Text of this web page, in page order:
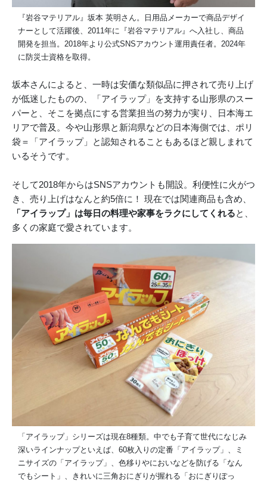
『岩谷マテリアル』坂本 英明さん。日用品メーカーで商品デザイ
ナーとして活躍後、2011年に『岩谷マテリアル』へ入社し、商品
開発を担当。2018年より公式SNSアカウント運用責任者。2024年
に防災士資格を取得。
坂本さんによると、一時は安価な類似品に押されて売り上げ
が低迷したものの、「アイラップ」を支持する山形県のスー
パーと、そこを拠点にする営業担当の努力が実り、日本海エ
リアで普及。今や山形県と新潟県などの日本海側では、ポリ
袋＝「アイラップ」と認知されることもあるほど親しまれて
いるそうです。
そして2018年からはSNSアカウントも開設。利便性に火がつ
き、売り上げはなんと約5倍に！ 現在では関連商品も含め、
「アイラップ」は毎日の料理や家事をラクにしてくれると、
多くの家庭で愛されています。
「アイラップ」シリーズは現在8種類。中でも子育て世代になじみ
深いラインナップといえば、60枚入りの定番「アイラップ」、ミ
ニサイズの「アイラップ」、色移りやにおいなどを防げる「なん
でもシート」、きれいに三角おにぎりが握れる「おにぎりぽっ